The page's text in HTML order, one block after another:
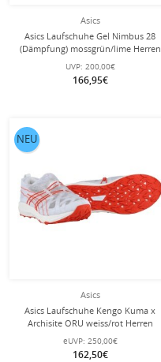
Asics
Asics Laufschuhe Gel Nimbus 28
(Dämpfung) mossgrün/lime Herren
UVP: 200,00€
166,95€
Asics
Asics Laufschuhe Kengo Kuma x
Archisite ORU weiss/rot Herren
eUVP: 250,00€
162,50€
NEU